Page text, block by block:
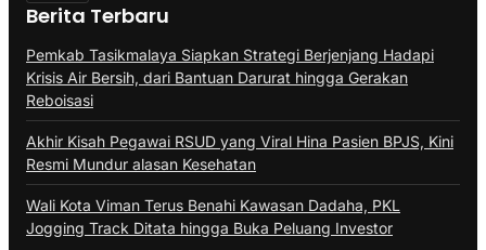
Berita Terbaru
Pemkab Tasikmalaya Siapkan Strategi Berjenjang Hadapi
Krisis Air Bersih, dari Bantuan Darurat hingga Gerakan
Reboisasi
Akhir Kisah Pegawai RSUD yang Viral Hina Pasien BPJS, Kini
Resmi Mundur alasan Kesehatan
Wali Kota Viman Terus Benahi Kawasan Dadaha, PKL
Jogging Track Ditata hingga Buka Peluang Investor